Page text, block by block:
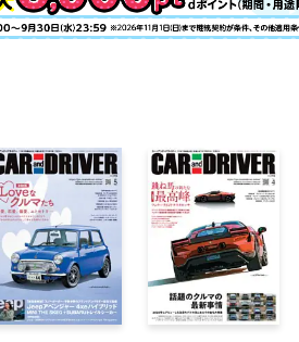
【CD的いま気になるクルマ】テスラ・モ
ド４MATIC＋／ポルシェ911カレラGTS
表紙のクルマの物語／CAR and DRIVER
【新車解説】日産リーフ
【新車解説】SUBARUソルテラ
【新車解説】スズキ・クロスビー
【World Automotive News】ジャパンモビ
【World Automotive News】ホンダ・ヴェ